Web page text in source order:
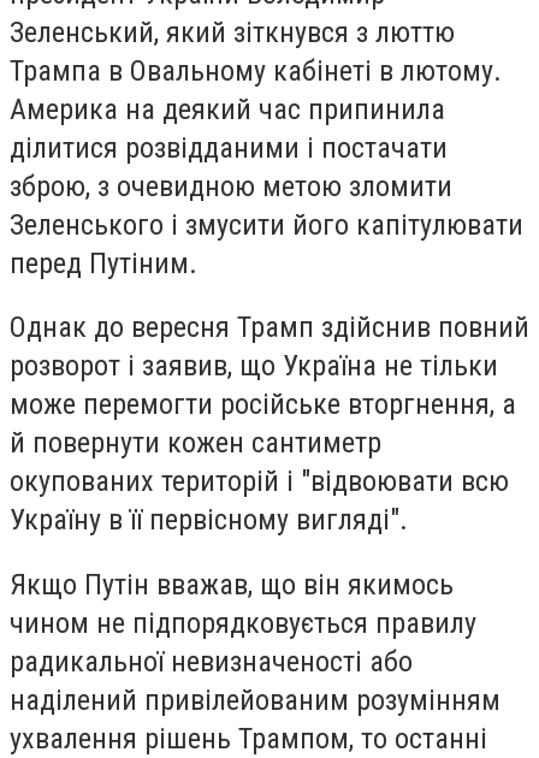
Зеленський, який зіткнувся з люттю
Трампа в Овальному кабінеті в лютому.
Америка на деякий час припинила
ділитися розвідданими і постачати
зброю, з очевидною метою зломити
Зеленського і змусити його капітулювати
перед Путіним.
Однак до вересня Трамп здійснив повний
розворот і заявив, що Україна не тільки
може перемогти російське вторгнення, а
й повернути кожен сантиметр
окупованих територій і "відвоювати всю
Україну в її первісному вигляді".
Якщо Путін вважав, що він якимось
чином не підпорядковується правилу
радикальної невизначеності або
наділений привілейованим розумінням
ухвалення рішень Трампом, то останні